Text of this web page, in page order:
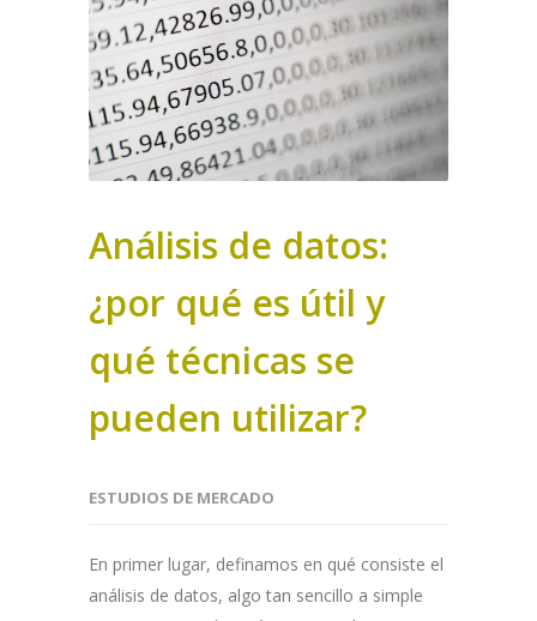
Análisis de datos:
¿por qué es útil y
qué técnicas se
pueden utilizar?
ESTUDIOS DE MERCADO
En primer lugar, definamos en qué consiste el
análisis de datos, algo tan sencillo a simple